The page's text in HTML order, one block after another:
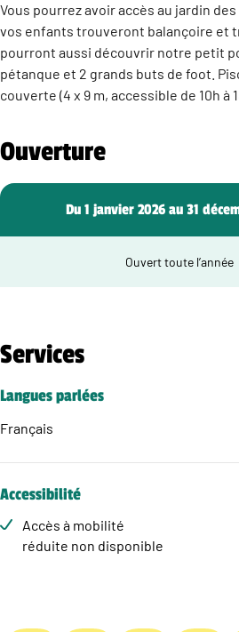
Vous pourrez avoir accès au jardin
vos enfants trouveront balançoire et
pourront aussi découvrir notre petit
pétanque et 2 grands buts de foot.
couverte (4 x 9 m, accessible de 10h à
Ouverture
Du 1 janvier 2026 au 31
Ouvert toute l’année
Services
Langues parlées
Français
Accessibilité
Accès à mobilité
réduite non disponible